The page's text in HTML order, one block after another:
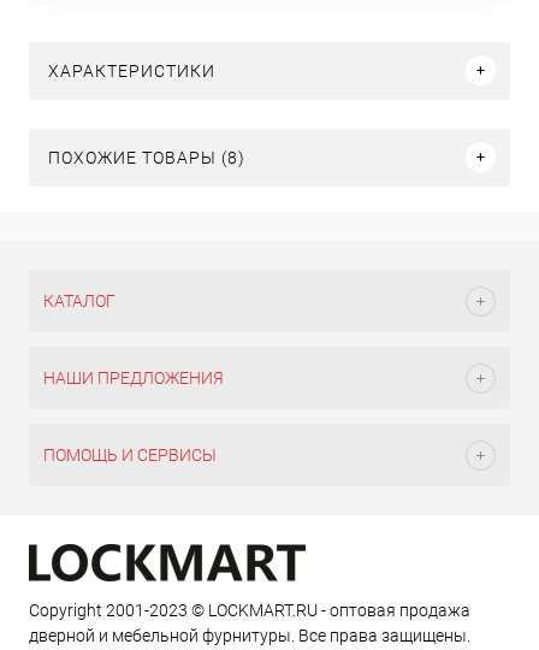
ХАРАКТЕРИСТИКИ
ПОХОЖИЕ ТОВАРЫ (8)
КАТАЛОГ
НАШИ ПРЕДЛОЖЕНИЯ
ПОМОЩЬ И СЕРВИСЫ
Copyright 2001-2023 © LOCKMART.RU - оптовая продажа
дверной и мебельной фурнитуры. Все права защищены.